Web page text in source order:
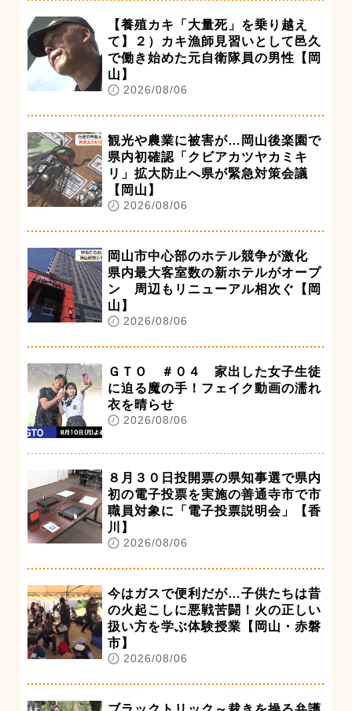
【養殖カキ「大量死」を乗り越え
て】２）カキ漁師見習いとして邑久
で働き始めた元自衛隊員の男性【岡
山】
2026/08/06
観光や農業に被害が…岡山後楽園で
県内初確認「クビアカツヤカミキ
リ」拡大防止へ県が緊急対策会議
【岡山】
2026/08/06
岡山市中心部のホテル競争が激化
県内最大客室数の新ホテルがオープ
ン 周辺もリニューアル相次ぐ【岡
山】
2026/08/06
ＧＴＯ ＃０４ 家出した女子生徒
に迫る魔の手！フェイク動画の濡れ
衣を晴らせ
2026/08/06
８月３０日投開票の県知事選で県内
初の電子投票を実施の善通寺市で市
職員対象に「電子投票説明会」【香
川】
2026/08/06
今はガスで便利だが…子供たちは昔
の火起こしに悪戦苦闘！火の正しい
扱い方を学ぶ体験授業【岡山・赤磐
市】
2026/08/06